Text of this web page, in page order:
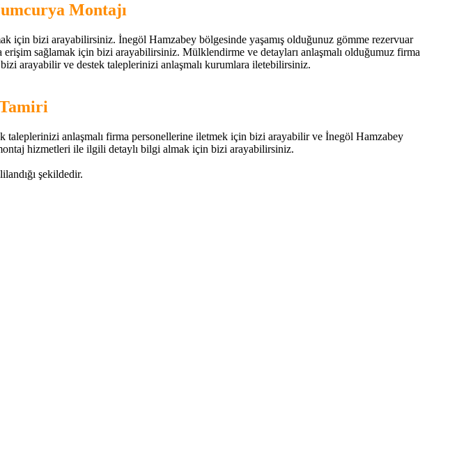
Montajı
bizi arayabilirsiniz. İnegöl Hamzabey bölgesinde yaşamış olduğunuz gömme rezervuar
sağlamak için bizi arayabilirsiniz. Mülklendirme ve detayları anlaşmalı olduğumuz firma
arayabilir ve destek taleplerinizi anlaşmalı kurumlara iletebilirsiniz.
anlaşmalı firma personellerine iletmek için bizi arayabilir ve İnegöl Hamzabey
hizmetleri ile ilgili detaylı bilgi almak için bizi arayabilirsiniz.
şekildedir.